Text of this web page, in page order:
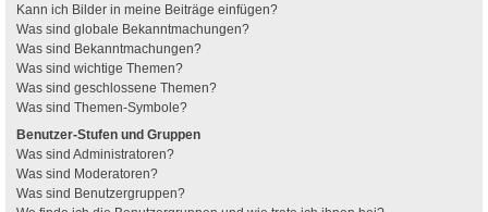
Kann ich Bilder in meine Beiträge einfügen?
Was sind globale Bekanntmachungen?
Was sind Bekanntmachungen?
Was sind wichtige Themen?
Was sind geschlossene Themen?
Was sind Themen-Symbole?
Benutzer-Stufen und Gruppen
Was sind Administratoren?
Was sind Moderatoren?
Was sind Benutzergruppen?